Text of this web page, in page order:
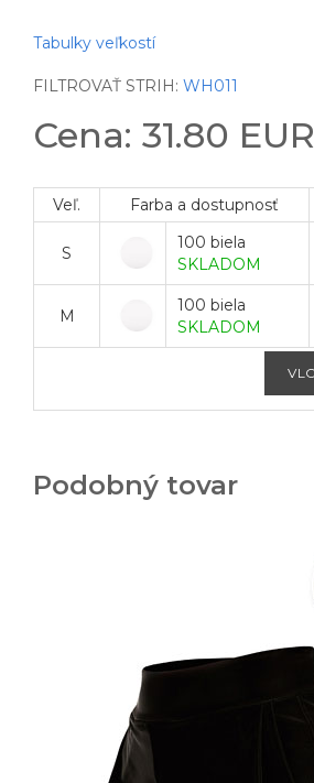
Tabulky veľkostí
FILTROVAŤ STRIH: WH011
Cena: 31.80 EUR
Veľ. Farba a dostupnosť
S
100 biela
SKLADOM
M
100 biela
SKLADOM
Podobný tovar